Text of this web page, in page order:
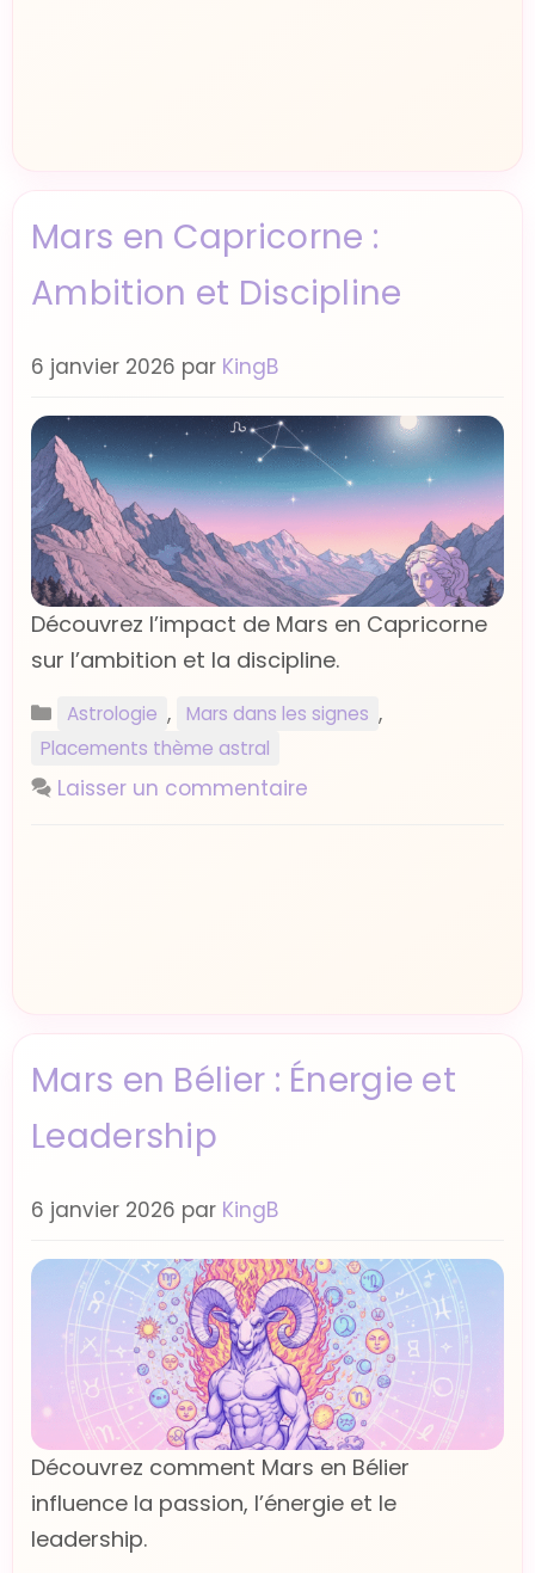
Mars en Capricorne :
Ambition et Discipline
6 janvier 2026 par KingB
Découvrez l’impact de Mars en Capricorne
sur l’ambition et la discipline.
Catégories
Astrologie , Mars dans les signes ,
Placements thème astral
Laisser un commentaire
Mars en Bélier : Énergie et
Leadership
6 janvier 2026 par KingB
Découvrez comment Mars en Bélier
influence la passion, l’énergie et le
leadership.